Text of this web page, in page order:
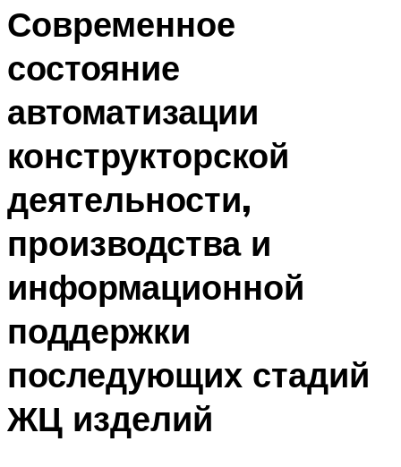
Современное
состояние
автоматизации
конструкторской
деятельности,
производства и
информационной
поддержки
последующих стадий
ЖЦ изделий